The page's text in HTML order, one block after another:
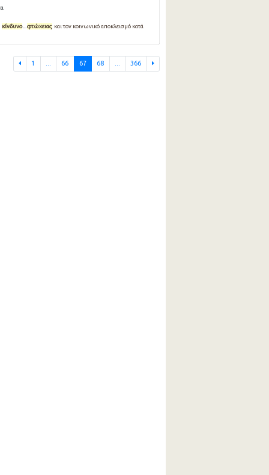
κίνδυνο...φτώχειας και τον κοινωνικό αποκλεισµό κατά
1 66 67 68 366